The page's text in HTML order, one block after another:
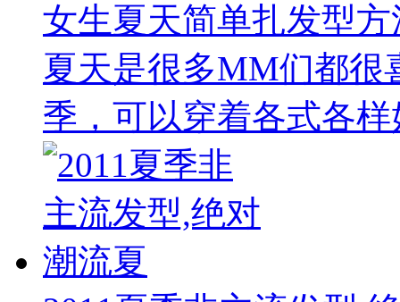
女生夏天简单扎发型方
夏天是很多MM们都很
季，可以穿着各式各